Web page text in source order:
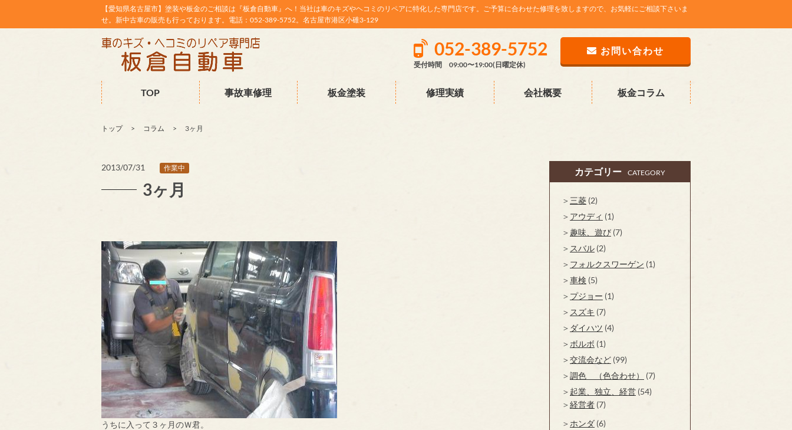
【愛知県名古屋市】塗装や板金のご相談は『板倉自動車』へ！当社は車のキズやヘコミのリペアに特化した専門店です。ご予算に合わせた修理を致しますので、お気軽にご相談下さいま
せ。新中古車の販売も行っております。電話：052-389-5752。名古屋市港区小碓3-129
052-389-5752
受付時間 09:00〜19:00(日曜定休)
お問い合わせ
TOP 事故車修理 板金塗装 修理実績 会社概要 板金コラム
トップ コラム 3ヶ月
2013/07/31 作業中
3ヶ月
うちに入って３ヶ月のＷ君。
カテゴリー CATEGORY
三菱 (2)
アウディ (1)
趣味、遊び (7)
スバル (2)
フォルクスワーゲン (1)
車検 (5)
プジョー (1)
スズキ (7)
ダイハツ (4)
ボルボ (1)
交流会など (99)
調色 （色合わせ）
(7)
起業、独立、経営 (54)
経営者 (7)
ホンダ (6)